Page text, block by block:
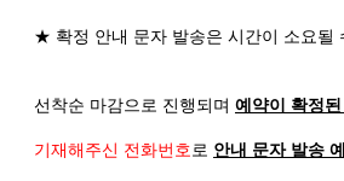
★ 확정 안내 문자 발송은 시간이 소요될
선착순 마감으로 진행되며 예약이 확정
기재해주신 전화번호로 안내 문자 발송